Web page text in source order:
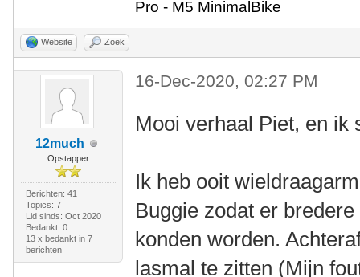
Pro - M5 MinimalBike
Website Zoek
12much
Opstapper
Berichten: 41
Topics: 7
Lid sinds: Oct 2020
Bedankt: 0
13 x bedankt in 7
berichten
16-Dec-2020, 02:27 PM
Mooi verhaal Piet, en ik
Ik heb ooit
Buggie zodat er
konden worden.
lasmal te zitten (Mijn